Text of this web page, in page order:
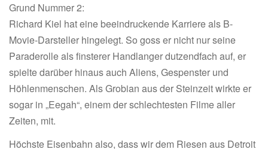
Grund Nummer 2:
Richard Kiel hat eine beeindruckende Karriere als B-
Movie-Darsteller hingelegt. So goss er nicht nur seine
Paraderolle als finsterer Handlanger dutzendfach auf, er
spielte darüber hinaus auch Aliens, Gespenster und
Höhlenmenschen. Als Grobian aus der Steinzeit wirkte er
sogar in „Eegah“, einem der schlechtesten Filme aller
Zeiten, mit.
Höchste Eisenbahn also, dass wir dem Riesen aus Detroit